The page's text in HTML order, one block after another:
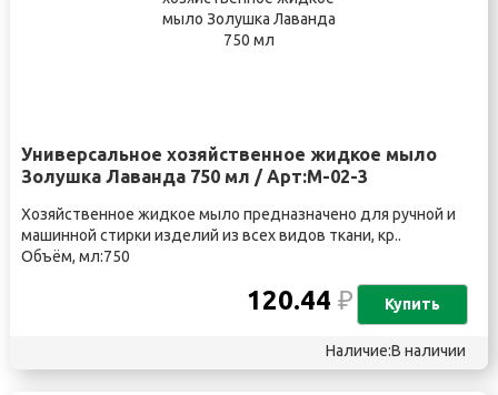
Универсальное хозяйственное жидкое мыло
Золушка Лаванда 750 мл / Арт:М-02-3
Хозяйственное жидкое мыло предназначено для ручной и
машинной стирки изделий из всех видов ткани, кр..
Объём, мл:750
120.44₽ Купить
Наличие:В наличии